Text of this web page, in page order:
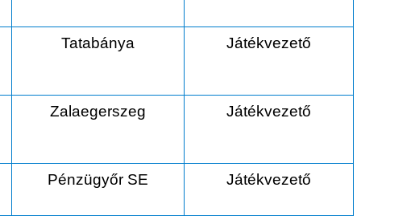
Tatabánya Játékvezető
Zalaegerszeg Játékvezető
Pénzügyőr SE Játékvezető